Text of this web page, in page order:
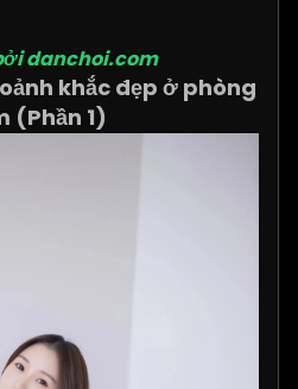
danchoi.com
khắc đẹp ở phòng
(Phần 1)